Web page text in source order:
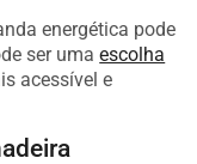
energética pode
ser umaescolha
acessível e